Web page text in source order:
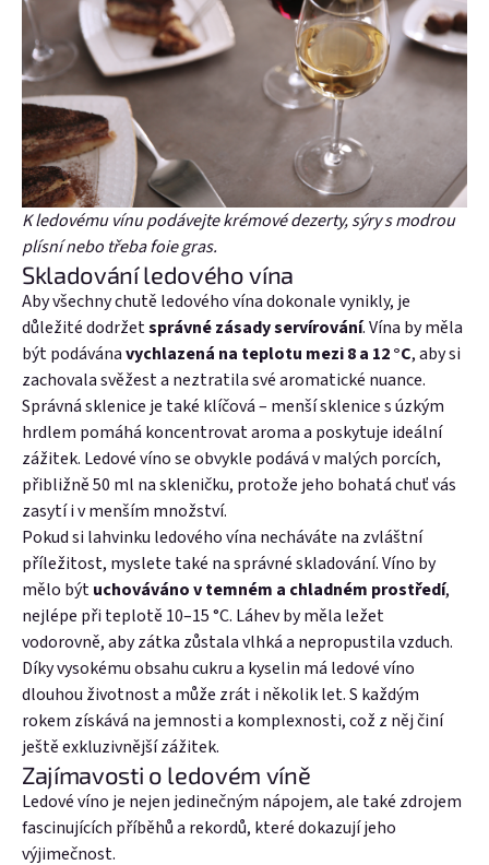
K ledovému vínu podávejte krémové dezerty, sýry s modrou
plísní nebo třeba foie gras.
Skladování ledového vína
Aby všechny chutě ledového vína dokonale vynikly, je
důležité dodržetsprávné zásady servírování. Vína by měla
být podávánavychlazená na teplotu mezi 8 a 12 °C, aby si
zachovala svěžest a neztratila své aromatické nuance.
Správná sklenice je také klíčová – menší sklenice s úzkým
hrdlem pomáhá koncentrovat aroma a poskytuje ideální
zážitek. Ledové víno se obvykle podává v malých porcích,
přibližně 50 ml na skleničku, protože jeho bohatá chuť vás
zasytí i v menším množství.
Pokud si lahvinku ledového vína necháváte na zvláštní
příležitost, myslete také na správné skladování. Víno by
mělo býtuchováváno v temném a chladném prostředí,
nejlépe při teplotě 10–15 °C. Láhev by měla ležet
vodorovně, aby zátka zůstala vlhká a nepropustila vzduch.
Díky vysokému obsahu cukru a kyselin má ledové víno
dlouhou životnost a může zrát i několik let. S každým
rokem získává na jemnosti a komplexnosti, což z něj činí
ještě exkluzivnější zážitek.
Zajímavosti o ledovém víně
Ledové víno je nejen jedinečným nápojem, ale také zdrojem
fascinujících příběhů a rekordů, které dokazují jeho
výjimečnost.